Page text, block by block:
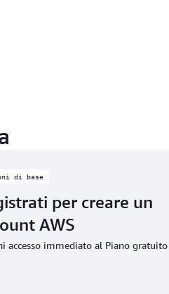
di base
per creare un
AWS
accesso immediato al Piano gratuito